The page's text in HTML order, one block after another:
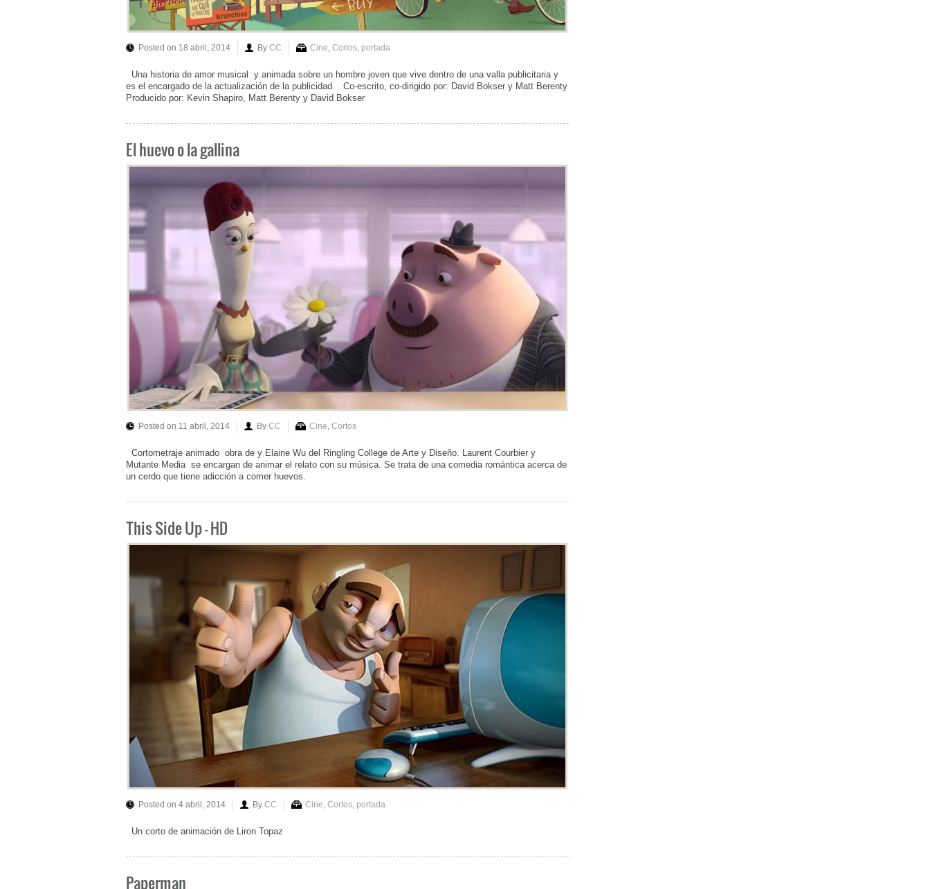
Posted on 18 abril, 2014 By CC Cine, Cortos, portada
Una historia de amor musical y animada sobre un hombre joven que vive dentro de una valla publicitaria y
es el encargado de la actualización de la publicidad. Co-escrito, co-dirigido por: David Bokser y Matt Berenty
Producido por: Kevin Shapiro, Matt Berenty y David Bokser
El huevo o la gallina
Posted on 11 abril, 2014 By CC Cine, Cortos
Cortometraje animado obra de y Elaine Wu del Ringling College de Arte y Diseño. Laurent Courbier y
Mutante Media se encargan de animar el relato con su música. Se trata de una comedia romántica acerca de
un cerdo que tiene adicción a comer huevos.
This Side Up – HD
Posted on 4 abril, 2014 By CC Cine Cortos portada
Un corto de animación de Liron Topaz
Paperman